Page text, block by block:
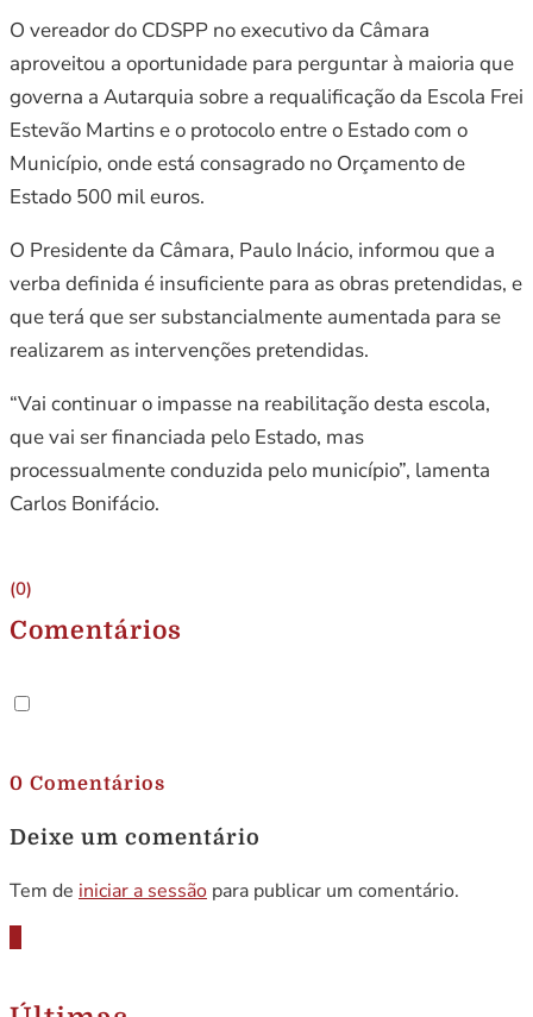
O vereador do CDSPP no executivo da Câmara
aproveitou a oportunidade para perguntar à maioria que
governa a Autarquia sobre a requalificação da Escola Frei
Estevão Martins e o protocolo entre o Estado com o
Município, onde está consagrado no Orçamento de
Estado 500 mil euros.
O Presidente da Câmara, Paulo Inácio, informou que a
verba definida é insuficiente para as obras pretendidas, e
que terá que ser substancialmente aumentada para se
realizarem as intervenções pretendidas.
“Vai continuar o impasse na reabilitação desta escola,
que vai ser financiada pelo Estado, mas
processualmente conduzida pelo município”, lamenta
Carlos Bonifácio.
(0)
Comentários
0 Comentários
Deixe um comentário
Tem de iniciar a sessão para publicar um comentário.